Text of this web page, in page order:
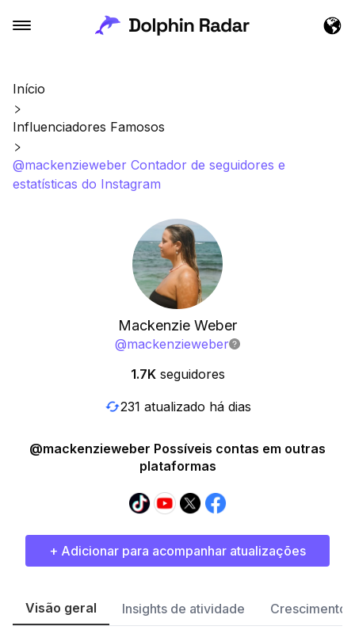
Início
Influenciadores Famosos
@mackenzieweber Contador de seguidores e
estatísticas do Instagram
Mackenzie Weber
@mackenzieweber
1.7K seguidores
231 atualizado há dias
@mackenzieweber Possíveis contas em outras
plataformas
+ Adicionar para acompanhar atualizações
Visão geral Insights de atividade Crescimento